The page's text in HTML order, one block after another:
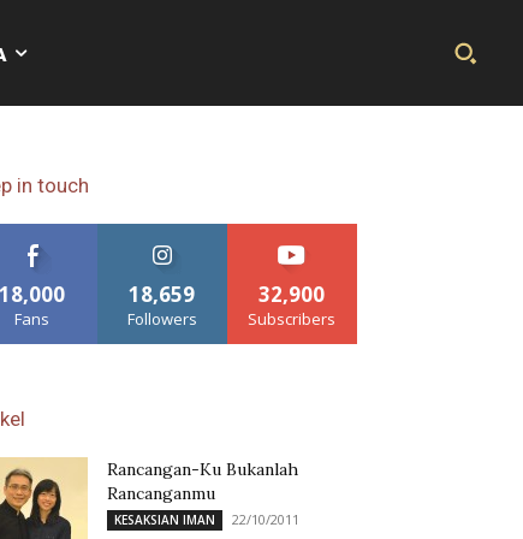
in touch
18,000
Fans
18,659
Followers
32,900
Subscribers
Rancangan-Ku Bukanlah
Rancanganmu
KESAKSIAN IMAN 22/10/2011